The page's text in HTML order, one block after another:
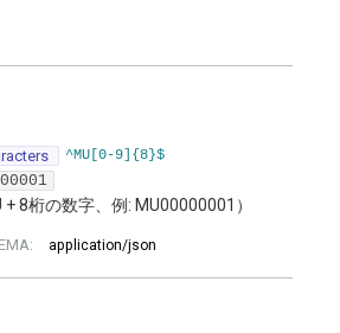
^MU[0-9]{8}$
+ 8桁の数字、例: MU00000001）
application/json